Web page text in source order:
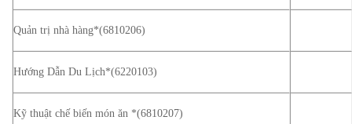
Quản trị nhà hàng*(6810206)
Hướng Dẫn Du Lịch*(6220103)
Kỹ thuật chế biến món ăn *(6810207)